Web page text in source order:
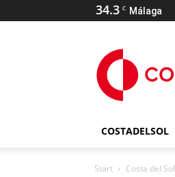
34.3 C Málaga
COSTADELSOL
Start Costa del Sol